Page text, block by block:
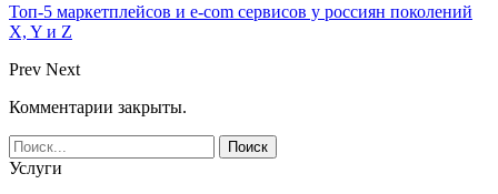
Топ-5 маркетплейсов и e-com сервисов у россиян поколений
X, Y и Z
Prev Next
Комментарии закрыты.
Услуги